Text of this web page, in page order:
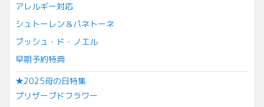
アレルギー対応
シュトーレン＆パネトーネ
ブッシュ・ド・ノエル
早期予約特典
★2025母の日特集
プリザーブドフラワー